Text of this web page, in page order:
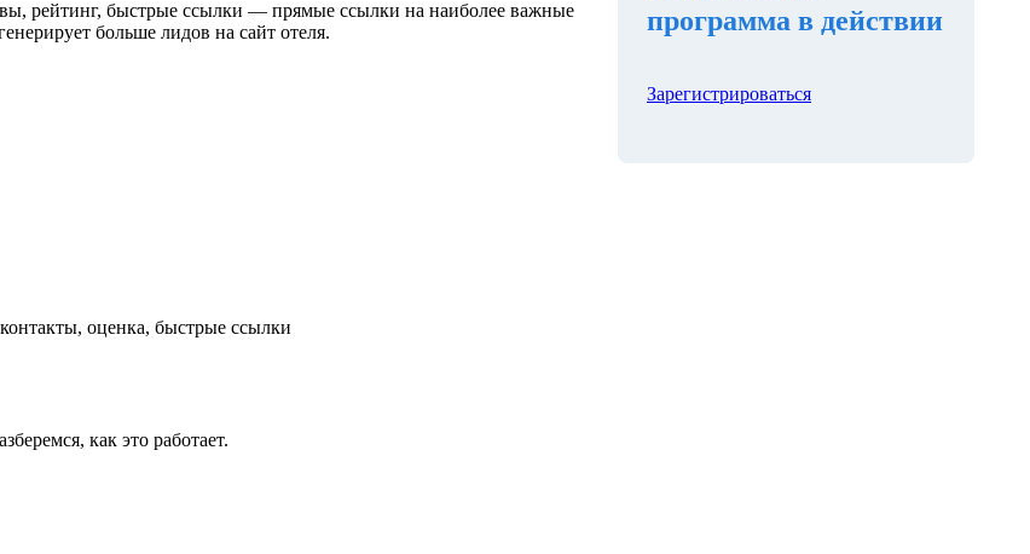
рейтинг, быстрые ссылки — прямые ссылки на наиболее важные
больше лидов на сайт отеля.
оценка, быстрые ссылки
как это работает.
программа в действии
Зарегистрироваться